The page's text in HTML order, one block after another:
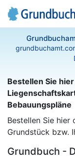
Bestellen Sie
Bebauungspläne
Bestellen Sie hier
Grundstück bzw.
Grundbuch -